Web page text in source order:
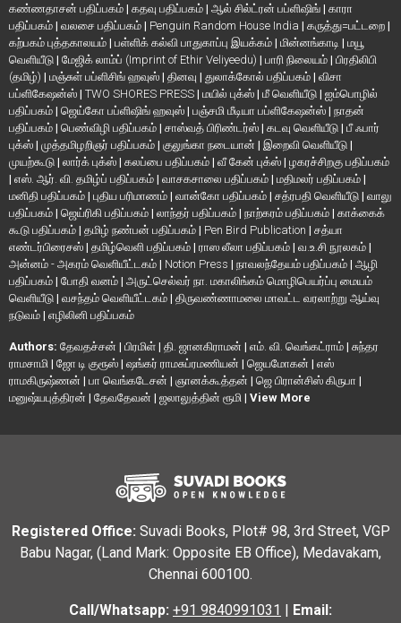
கண்ணதாசன் பதிப்பகம் | கதவு பதிப்பகம் | ஆல் சில்ட்ரன் பப்ளிஷிங் | காரா
பதிப்பகம் | வலசை பதிப்பகம் | Penguin Random House India | கருத்து=பட்டறை |
கற்பகம் புத்தகாலயம் | பள்ளிக் கல்வி பாதுகாப்பு இயக்கம் | மின்னங்காடி | மயூ
வெளியீடு | மேஜிக் லாம்ப் (Imprint of Ethir Veliyeedu) | பாரி நிலையம் | பிரதிலிபி
(தமிழ்) | மஞ்சுள் பப்ளிசிங் ஹவுஸ் | தினவு | துலாக்கோல் பதிப்பகம் | விசா
பப்ளிகேஷன்ஸ் | TWO SHORES PRESS | மயில் புக்ஸ் | மீ வெளியீடு | ஐம்பொழில்
பதிப்பகம் | ஜெய்கோ பப்ளிஷிங் ஹவுஸ் | பஞ்சமி மீடியா பப்ளிகேஷன்ஸ் | நாதன்
பதிப்பகம் | பெண்விழி பதிப்பகம் | சாஸ்வத் பிரிண்டர்ஸ் | கடவு வெளியீடு | பீ ஃபார்
புக்ஸ் | முத்தமிழறிஞர் பதிப்பகம் | குலுங்கா நடையான் | இறைவி வெளியீடு |
முயற்கூடு | லார்க் புக்ஸ் | கலப்பை பதிப்பகம் | வீ கேன் புக்ஸ் | ழகரச்சிறகு பதிப்பகம்
| எஸ். ஆர். வி. தமிழ்ப் பதிப்பகம் | வாசகசாலை பதிப்பகம் | மதிமலர் பதிப்பகம் |
மனிதி பதிப்பகம் | புதிய பரிமாணம் | வான்கோ பதிப்பகம் | சத்ரபதி வெளியீடு | வாலு
பதிப்பகம் | ஜெய்ரிகி பதிப்பகம் | லாந்தர் பதிப்பகம் | நாற்கரம் பதிப்பகம் | காக்கைக்
கூடு பதிப்பகம் | தமிழ் நண்பன் பதிப்பகம் | Pen Bird Publication | சத்யா
எண்டர்பிரைசஸ் | தமிழ்வெளி பதிப்பகம் | ராஸ லீலா பதிப்பகம் | வ.உ.சி நூலகம் |
அன்னம் - அகரம் வெளியீட்டகம் | Notion Press | நாவலந்தேயம் பதிப்பகம் | ஆழி
பதிப்பகம் | போதி வனம் | அருட்செல்வர் நா. மகாலிங்கம் மொழிபெயர்ப்பு மையம்
வெளியீடு | வசந்தம் வெளியீட்டகம் | திருவண்ணாமலை மாவட்ட வரலாற்று ஆய்வு
நடுவம் | எழிலினி பதிப்பகம்
Authors: தேவதச்சன் | பிரமிள் | தி. ஜானகிராமன் | எம். வி. வெங்கட்ராம் | சுந்தர
ராமசாமி | ஜோ டி குரூஸ் | ஷங்கர் ராமசுப்ரமணியன் | ஜெயமோகன் | எஸ்
ராமகிருஷ்ணன் | பா வெங்கடேசன் | ஞானக்கூத்தன் | ஜெ பிரான்சிஸ் கிருபா |
மனுஷ்யபுத்திரன் | தேவதேவன் | ஜலாலுத்தின் ரூமி | View More
Registered Office: Suvadi Books, Plot# 98, 3rd Street, VGP
Babu Nagar, (Land Mark: Opposite EB Office), Medavakam,
Chennai 600100.
Call/Whatsapp: +91 9840991031 | Email: